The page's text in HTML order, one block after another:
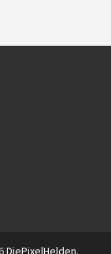
DiePixelHelden.